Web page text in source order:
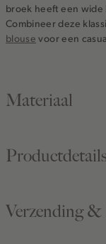
broek heeft een wide
Combineer deze
blouse voor een
Materiaal
Verzending